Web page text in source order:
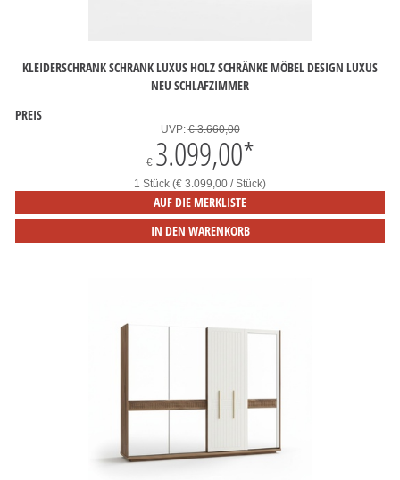
KLEIDERSCHRANK SCHRANK LUXUS HOLZ SCHRÄNKE MÖBEL DESIGN LUXUS
NEU SCHLAFZIMMER
PREIS
UVP:€ 3.660,00
€ 3.099,00*
1 Stück (€ 3.099,00 / Stück)
AUF DIE MERKLISTE
IN DEN WARENKORB